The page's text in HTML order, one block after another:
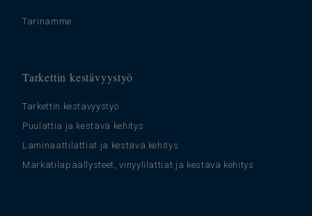
Tarinamme
Tarkettin kestävyystyö
Tarkettin kestävyystyö
Puulattia ja kestävä kehitys
Laminaattilattiat ja kestävä kehitys
Märkätilapäällysteet, vinyylilattiat ja kestävä kehitys